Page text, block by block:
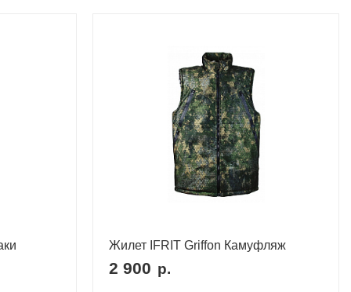
Жилет IFRIT Griffon Камуфляж
2 900 р.